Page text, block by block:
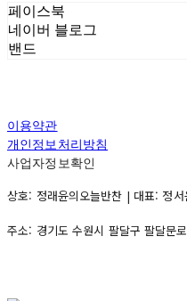
페이스북
네이버 블로그
밴드
이용약관
개인정보처리방침
사업자정보확인
상호: 정래윤의오늘반찬 | 대표: 정
주소: 경기도 수원시 팔달구 팔달문